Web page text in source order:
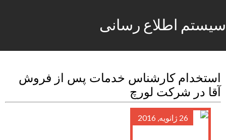
سیستم اطلاع رسانی
استخدام کارشناس خدمات پس از فروش
آقا در شرکت لورچ
26 ژانویه, 2016